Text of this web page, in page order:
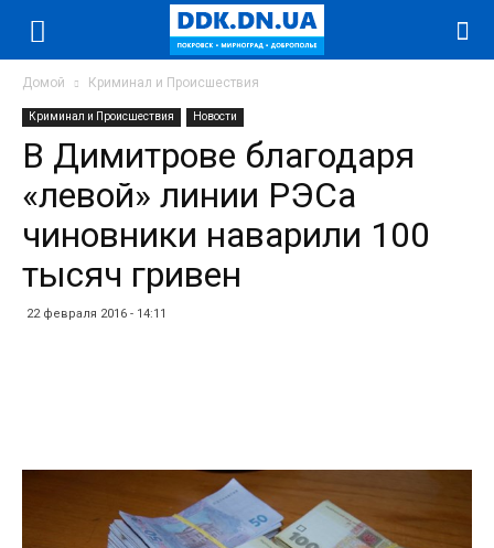
Домой Криминал и Происшествия
Криминал и Происшествия Новости
В Димитрове благодаря
«левой» линии РЭСа
чиновники наварили 100
тысяч гривен
22 февраля 2016 - 14:11